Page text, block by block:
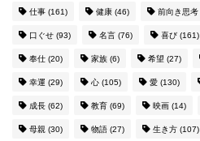
仕事 (161) 健康 (46) 前向き思考
口ぐせ (93) 名言 (76) 喜び (161)
奉仕 (20) 家族 (6) 希望 (27)
幸運 (29) 心 (105) 愛 (130)
成長 (62) 教育 (69) 映画 (14)
母親 (30) 物語 (27) 生き方 (107)